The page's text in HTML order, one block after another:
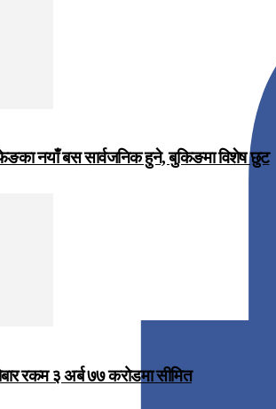
नयाँ बस सार्वजनिक हुने, बुकिङमा विशेष छुट
रकम ३ अर्ब ७७ करोडमा सीमित